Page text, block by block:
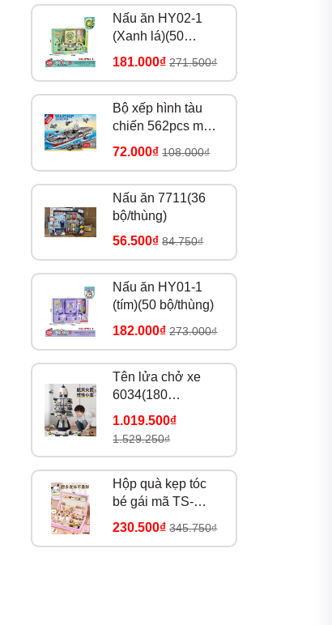
Nấu ăn HY02-1
(Xanh lá)(50
bộ/thùng)
181.000₫ 271.500₫
Bộ xếp hình tàu
chiến 562pcs mã
8979
72.000₫ 108.000₫
Nấu ăn 7711(36
bộ/thùng)
56.500₫ 84.750₫
Nấu ăn HY01-1
(tím)(50 bộ/thùng)
182.000₫ 273.000₫
Tên lửa chở xe
6034(180
bộ/thùng)
1.019.500₫
1.529.250₫
Hộp quà kẹp tóc
bé gái mã TS-
39A(25 bộ/thùng)
230.500₫ 345.750₫